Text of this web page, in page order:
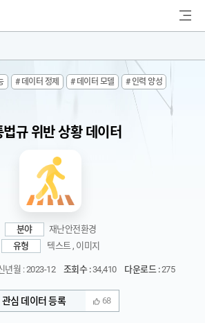
색
# 데이터 정제 # 데이터 모델 # 인력 양성
규 위반 상황 데이터
분야
재난안전환경
유형
텍스트 , 이미지
년월 : 2023-12 조회수 :34,410 다운로드 :275
관심 데이터 등록 68